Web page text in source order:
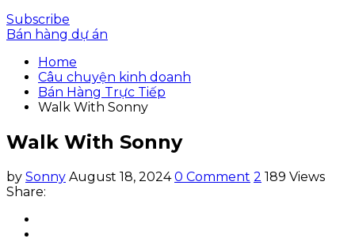
Subscribe
Bán hàng dự án
Home
Câu chuyện kinh doanh
Bán Hàng Trực Tiếp
Walk With Sonny
Walk With Sonny
by Sonny August 18, 2024 0 Comment 2 189 Views
Share: